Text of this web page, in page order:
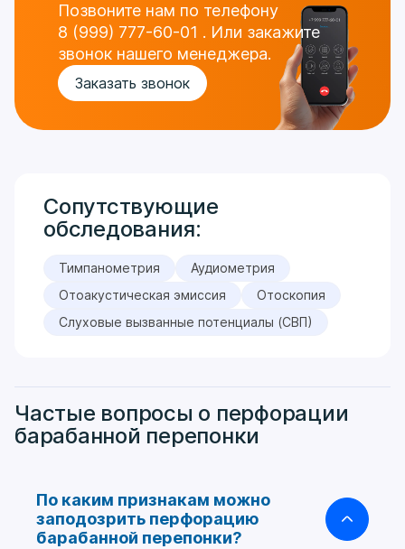
Заказать звонок
Позвоните нам по телефону
8 (999) 777-60-01 . Или закажите
звонок нашего менеджера.
Сопутствующие
обследования:
Тимпанометрия
Аудиометрия
Отоакустическая эмиссия
Отоскопия
Слуховые вызванные потенциалы (СВП)
Частые вопросы о перфорации
барабанной перепонки
По каким признакам можно
заподозрить перфорацию
барабанной перепонки?